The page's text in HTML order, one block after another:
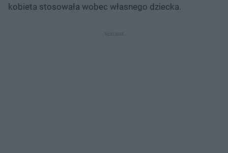
kobieta stosowała wobec własnego dziecka.